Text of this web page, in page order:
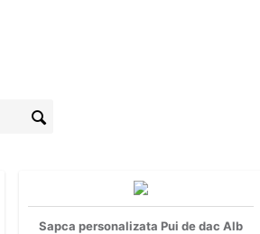
Sapca personalizata Pui de dac Alb